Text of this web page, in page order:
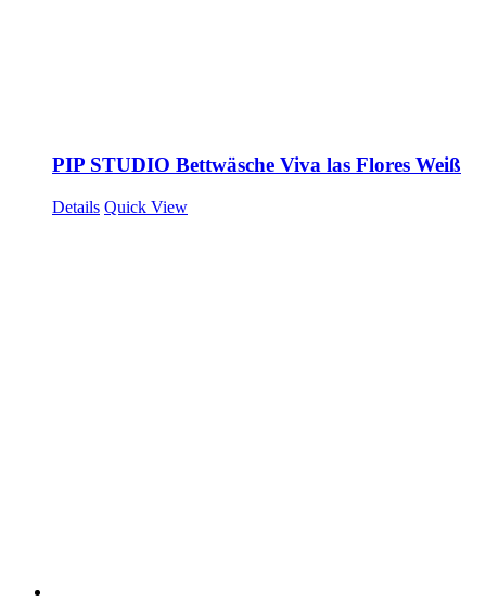
PIP STUDIO Bettwäsche Viva las Flores Weiß
Details Quick View